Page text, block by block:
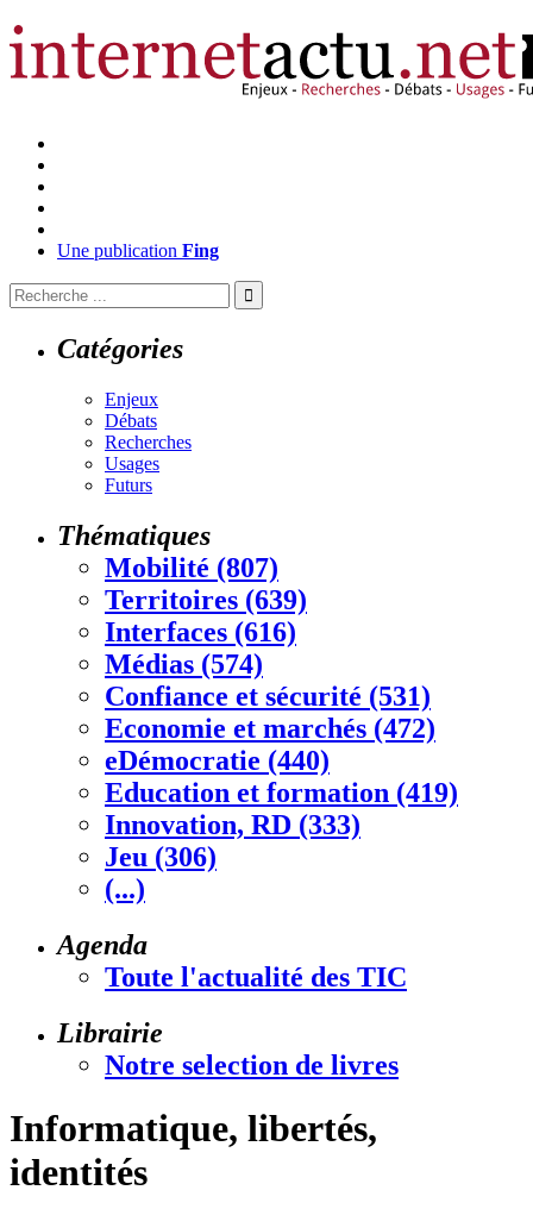
Une publication Fing
Catégories
Enjeux
Débats
Recherches
Usages
Futurs
Thématiques
Mobilité (807)
Territoires (639)
Interfaces (616)
Médias (574)
Confiance et sécurité (531)
Economie et marchés (472)
eDémocratie (440)
Education et formation (419)
Innovation, RD (333)
Jeu (306)
(...)
Agenda
Toute l'actualité des TIC
Librairie
Notre selection de livres
Informatique, libertés,
identités